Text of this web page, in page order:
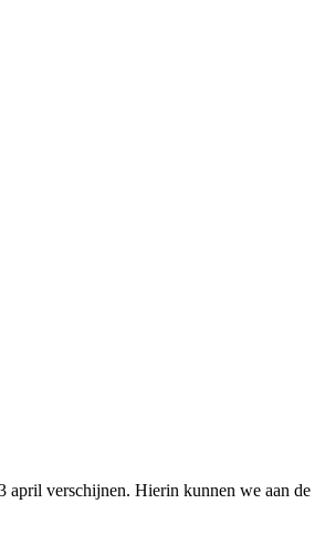
april verschijnen. Hierin kunnen we aan de